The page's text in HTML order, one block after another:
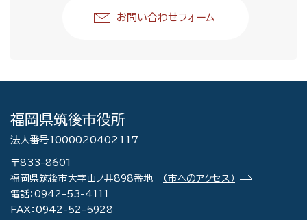
お問い合わせフォーム
福岡県筑後市役所
法人番号1000020402117
〒833-8601
福岡県筑後市大字山ノ井898番地
（市へのアクセス）
電話：0942-53-4111
FAX：0942-52-5928